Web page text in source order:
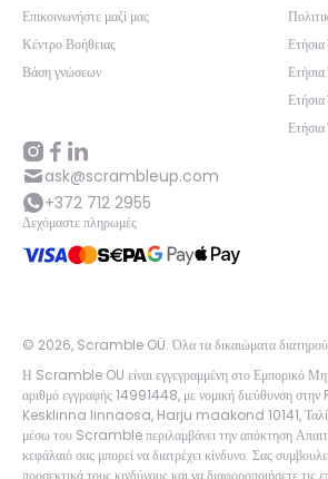
Επικοινωνήστε μαζί μας
Κέντρο Βοήθειας
Βάση γνώσεων
ask@scrambleup.com
+372 712 2955
Δεχόμαστε πληρωμές
© 2026, Scramble OÜ. Όλα τα δικαιώματα
Η Scramble OU είναι εγγεγραμμένη στο Εμπορικό
αριθμό εγγραφής 14991448, με νομική διεύθυνση
Kesklinna linnaosa, Harju maakond 10141, Ταλίν,
μέσω του Scramble περιλαμβάνει την απόκτηση
κεφάλαιό σας μπορεί να διατρέχει κίνδυνο. Σας
προσεκτικά τους κινδύνους και να διαφοροποιήσετε τις